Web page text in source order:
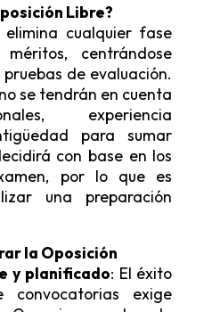
Libre?
elimina cualquier fase
centrándose
de evaluación.
se tendrán en cuenta
experiencia
para sumar
con base en los
por lo que es
una preparación
la Oposición
y planificado: El éxito
exige